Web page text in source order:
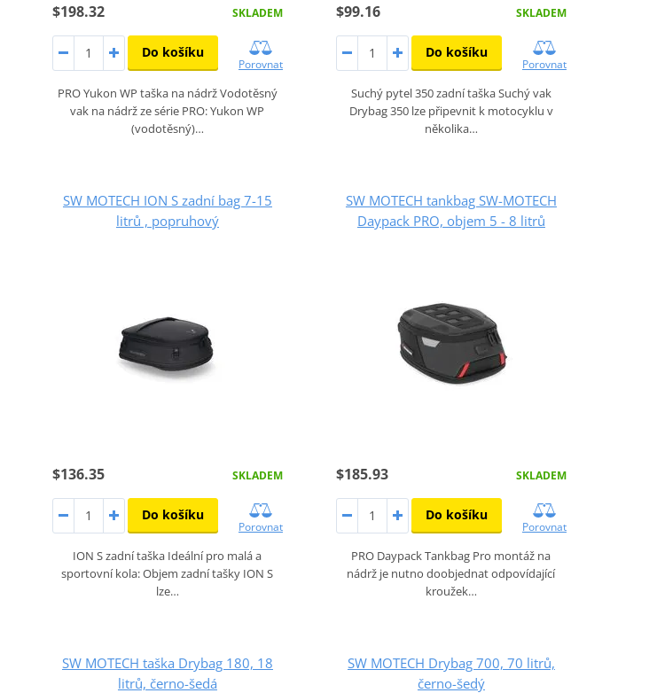
$198.32 SKLADEM
Do košíku
Porovnat
PRO Yukon WP taška na nádrž Vodotěsný
vak na nádrž ze série PRO: Yukon WP
(vodotěsný)…
$99.16 SKLADEM
Do košíku
Porovnat
Suchý pytel 350 zadní taška Suchý vak
Drybag 350 lze připevnit k motocyklu v
několika…
SW MOTECH ION S zadní bag 7-15
litrů , popruhový
$136.35 SKLADEM
Do košíku
Porovnat
ION S zadní taška Ideální pro malá a
sportovní kola: Objem zadní tašky ION S
lze…
SW MOTECH tankbag SW-MOTECH
Daypack PRO, objem 5 - 8 litrů
$185.93 SKLADEM
Do košíku
Porovnat
PRO Daypack Tankbag Pro montáž na
nádrž je nutno doobjednat odpovídající
kroužek…
SW MOTECH taška Drybag 180, 18
litrů, černo-šedá
SW MOTECH Drybag 700, 70 litrů,
černo-šedý